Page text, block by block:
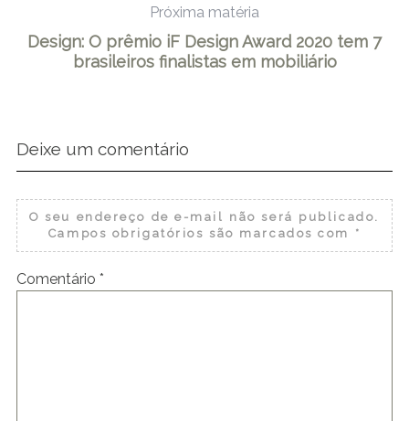
Próxima matéria
Design: O prêmio iF Design Award 2020 tem 7
brasileiros finalistas em mobiliário
Deixe um comentário
O seu endereço de e-mail não será publicado.
Campos obrigatórios são marcados com *
Comentário *